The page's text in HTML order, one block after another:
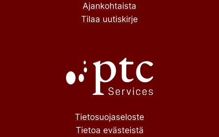
Ajankohtaista
Tilaa uutiskirje
Tietosuojaseloste
Tietoa evästeistä